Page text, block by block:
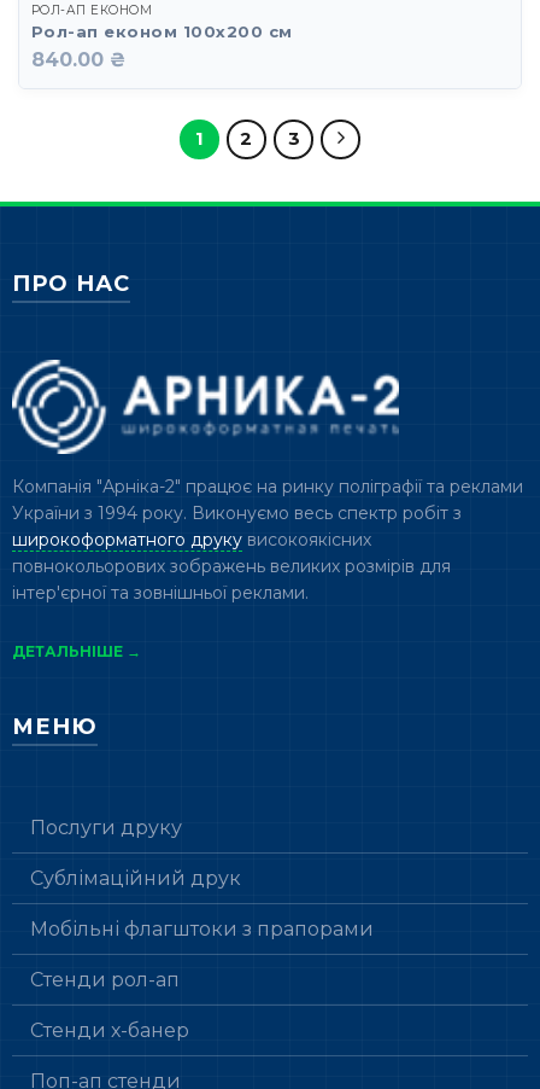
РОЛ-АП ЕКОНОМ
Рол-ап економ 100х200 см
840.00 ₴
1 2 3
ПРО НАС
Компанія "Арніка-2" працює на ринку поліграфії та реклами
України з 1994 року. Виконуємо весь спектр робіт з
широкоформатного друкувисокоякісних
повнокольорових зображень великих розмірів для
інтер'єрної та зовнішньої реклами.
ДЕТАЛЬНІШЕ →
МЕНЮ
Послуги друку
Сублімаційний друк
Мобільні флагштоки з прапорами
Стенди рол-ап
Стенди х-банер
Поп-ап стенди